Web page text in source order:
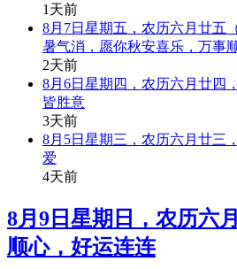
1天前
8月7日星期五，农历六月廿五
暑气消，愿你秋安喜乐，万事
2天前
8月6日星期四，农历六月廿四
皆胜意
3天前
8月5日星期三，农历六月廿三
爱
4天前
8月9日星期日，农历六
顺心，好运连连